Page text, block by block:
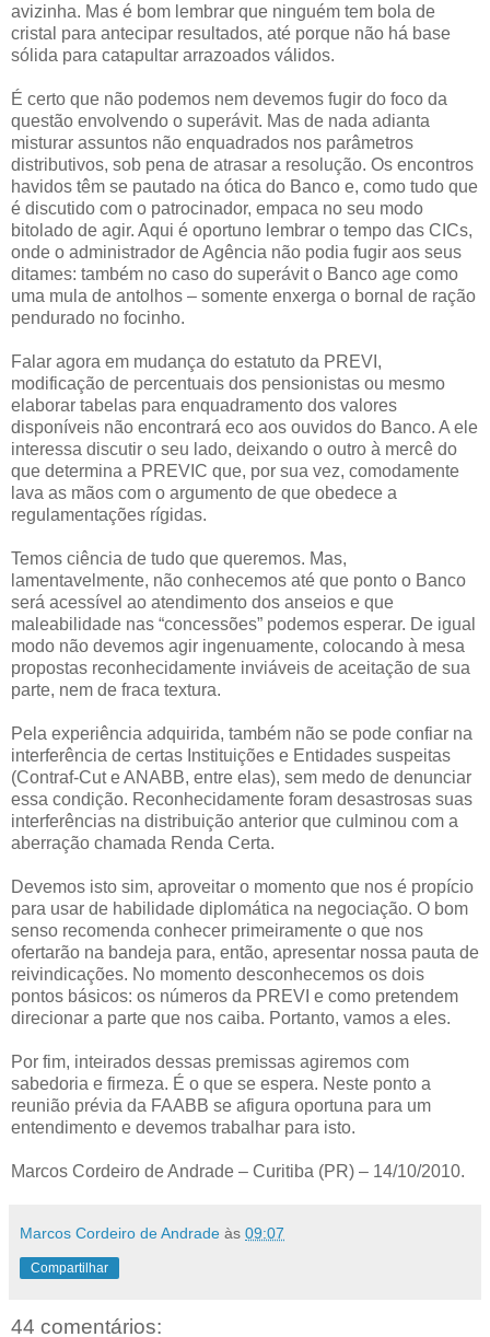
avizinha. Mas é bom lembrar que ninguém tem bola de
cristal para antecipar resultados, até porque não há base
sólida para catapultar arrazoados válidos.
É certo que não podemos nem devemos fugir do foco da
questão envolvendo o superávit. Mas de nada adianta
misturar assuntos não enquadrados nos parâmetros
distributivos, sob pena de atrasar a resolução. Os encontros
havidos têm se pautado na ótica do Banco e, como tudo que
é discutido com o patrocinador, empaca no seu modo
bitolado de agir. Aqui é oportuno lembrar o tempo das CICs,
onde o administrador de Agência não podia fugir aos seus
ditames: também no caso do superávit o Banco age como
uma mula de antolhos – somente enxerga o bornal de ração
pendurado no focinho.
Falar agora em mudança do estatuto da PREVI,
modificação de percentuais dos pensionistas ou mesmo
elaborar tabelas para enquadramento dos valores
disponíveis não encontrará eco aos ouvidos do Banco. A ele
interessa discutir o seu lado, deixando o outro à mercê do
que determina a PREVIC que, por sua vez, comodamente
lava as mãos com o argumento de que obedece a
regulamentações rígidas.
Temos ciência de tudo que queremos. Mas,
lamentavelmente, não conhecemos até que ponto o Banco
será acessível ao atendimento dos anseios e que
maleabilidade nas “concessões” podemos esperar. De igual
modo não devemos agir ingenuamente, colocando à mesa
propostas reconhecidamente inviáveis de aceitação de sua
parte, nem de fraca textura.
Pela experiência adquirida, também não se pode confiar na
interferência de certas Instituições e Entidades suspeitas
(Contraf-Cut e ANABB, entre elas), sem medo de denunciar
essa condição. Reconhecidamente foram desastrosas suas
interferências na distribuição anterior que culminou com a
aberração chamada Renda Certa.
Devemos isto sim, aproveitar o momento que nos é propício
para usar de habilidade diplomática na negociação. O bom
senso recomenda conhecer primeiramente o que nos
ofertarão na bandeja para, então, apresentar nossa pauta de
reivindicações. No momento desconhecemos os dois
pontos básicos: os números da PREVI e como pretendem
direcionar a parte que nos caiba. Portanto, vamos a eles.
Por fim, inteirados dessas premissas agiremos com
sabedoria e firmeza. É o que se espera. Neste ponto a
reunião prévia da FAABB se afigura oportuna para um
entendimento e devemos trabalhar para isto.
Marcos Cordeiro de Andrade – Curitiba (PR) – 14/10/2010.
Marcos Cordeiro de Andrade às 09:07
Compartilhar
44 comentários: